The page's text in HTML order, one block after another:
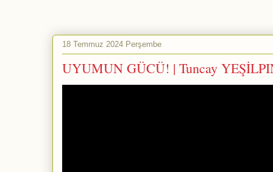
18 Temmuz 2024 Perşembe
UYUMUN GÜCÜ! | Tuncay